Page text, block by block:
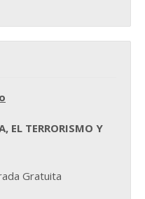
EL TERRORISMO Y
Gratuita